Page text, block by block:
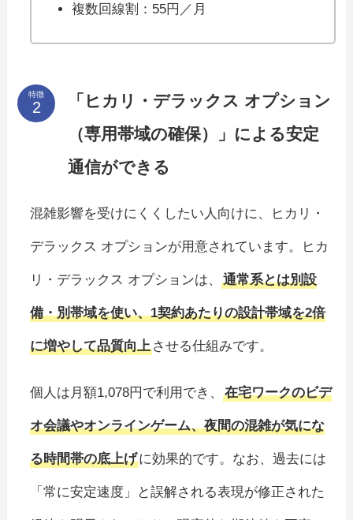
複数回線割：55円／月
特徴
「ヒカリ・デラックス オプション
（専用帯域の確保）」による安定
通信ができる
混雑影響を受けにくくしたい人向けに、ヒカリ・
デラックス オプションが用意されています。ヒカ
リ・デラックス オプションは、通常系とは別設
備・別帯域を使い、1契約あたりの設計帯域を2倍
に増やして品質向上させる仕組みです。
個人は月額1,078円で利用でき、在宅ワークのビデ
オ会議やオンラインゲーム、夜間の混雑が気にな
る時間帯の底上げに効果的です。なお、過去には
「常に安定速度」と誤解される表現が修正された